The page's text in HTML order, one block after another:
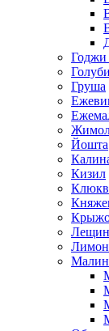
Груша
Йошта
Кизил